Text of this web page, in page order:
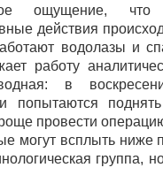
ощущение, что
действия
водолазы и
работу
в
попытаются
провести
могут всплыть ниже
группа,